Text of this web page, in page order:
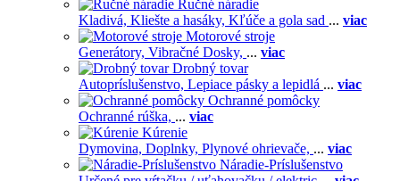
Ručné náradie
Kladivá, Kliešte a hasáky, Kľúče a gola sad ... viac
Motorové stroje
Generátory, Vibračné Dosky, ... viac
Drobný tovar
Autopríslušenstvo, Lepiace pásky a lepidlá ... viac
Ochranné pomôcky
Ochranné rúška, ... viac
Kúrenie
Dymovina, Doplnky, Plynové ohrievače, ... viac
Náradie-Príslušenstvo